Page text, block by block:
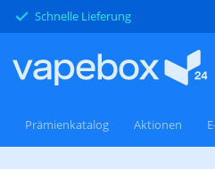
Schnelle Lieferung
Aktionen
Prämienkatalog